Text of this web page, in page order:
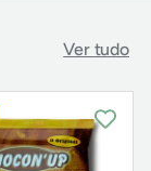
Ver tudo